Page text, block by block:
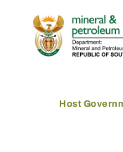
Host